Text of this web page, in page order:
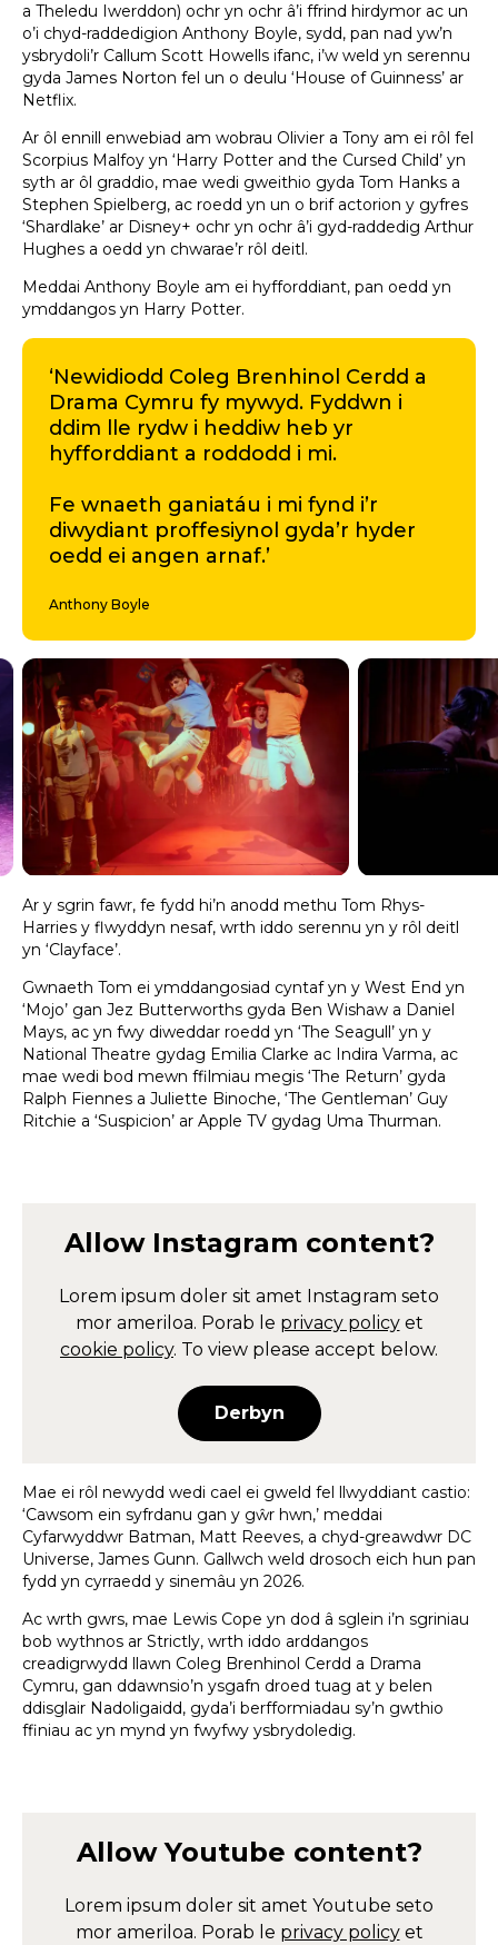
a Theledu Iwerddon) ochr yn ochr â’i ffrind hirdymor ac un
o’i chyd-raddedigion Anthony Boyle, sydd, pan nad yw’n
ysbrydoli’r Callum Scott Howells ifanc, i’w weld yn serennu
gyda James Norton fel un o deulu ‘House of Guinness’ ar
Netflix.
Ar ôl ennill enwebiad am wobrau Olivier a Tony am ei rôl fel
Scorpius Malfoy yn ‘Harry Potter and the Cursed Child’ yn
syth ar ôl graddio, mae wedi gweithio gyda Tom Hanks a
Stephen Spielberg, ac roedd yn un o brif actorion y gyfres
‘Shardlake’ ar Disney+ ochr yn ochr â’i gyd-raddedig Arthur
Hughes a oedd yn chwarae’r rôl deitl.
Meddai Anthony Boyle am ei hyfforddiant, pan oedd yn
ymddangos yn Harry Potter.
‘Newidiodd Coleg Brenhinol Cerdd a
Drama Cymru fy mywyd. Fyddwn i
ddim lle rydw i heddiw heb yr
hyfforddiant a roddodd i mi.
Fe wnaeth ganiatáu i mi fynd i’r
diwydiant proffesiynol gyda’r hyder
oedd ei angen arnaf.’
Anthony Boyle
Ar y sgrin fawr, fe fydd hi’n anodd methu Tom Rhys-
Harries y flwyddyn nesaf, wrth iddo serennu yn y rôl deitl
yn ‘Clayface’.
Gwnaeth Tom ei ymddangosiad cyntaf yn y West End yn
‘Mojo’ gan Jez Butterworths gyda Ben Wishaw a Daniel
Mays, ac yn fwy diweddar roedd yn ‘The Seagull’ yn y
National Theatre gydag Emilia Clarke ac Indira Varma, ac
mae wedi bod mewn ffilmiau megis ‘The Return’ gyda
Ralph Fiennes a Juliette Binoche, ‘The Gentleman’ Guy
Ritchie a ‘Suspicion’ ar Apple TV gydag Uma Thurman.
Allow Instagram content?
Lorem ipsum doler sit amet Instagram seto
mor ameriloa. Porab le privacy policy et
cookie policy. To view please accept below.
Derbyn
Mae ei rôl newydd wedi cael ei gweld fel llwyddiant castio:
‘Cawsom ein syfrdanu gan y gŵr hwn,’ meddai
Cyfarwyddwr Batman, Matt Reeves, a chyd-greawdwr DC
Universe, James Gunn. Gallwch weld drosoch eich hun pan
fydd yn cyrraedd y sinemâu yn 2026.
Ac wrth gwrs, mae Lewis Cope yn dod â sglein i’n sgriniau
bob wythnos ar Strictly, wrth iddo arddangos
creadigrwydd llawn Coleg Brenhinol Cerdd a Drama
Cymru, gan ddawnsio’n ysgafn droed tuag at y belen
ddisglair Nadoligaidd, gyda’i berfformiadau sy’n gwthio
ffiniau ac yn mynd yn fwyfwy ysbrydoledig.
AllowYoutube content?
Lorem ipsum doler sit amet Youtube seto
mor ameriloa. Porab le privacy policy et